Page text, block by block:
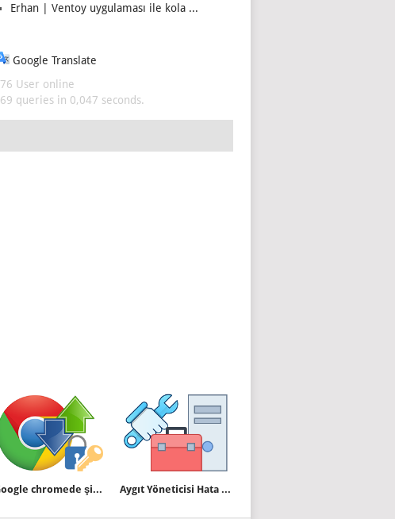
Erhan | Ventoy uygulaması ile kola ...
Google Translate
76 User online
69 queries in 0,047 seconds.
Google chromede şifreleri içe aktar yok Aygıt Yöneticisi Hata Kodları ve Çözümleri